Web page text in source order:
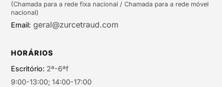
(Chamada para a rede fixa nacional / Chamada para a rede móvel
nacional)
Email: geral@zurcetraud.com
HORÁRIOS
Escritório: 2ª-6ªf
9:00-13:00; 14:00-17:00